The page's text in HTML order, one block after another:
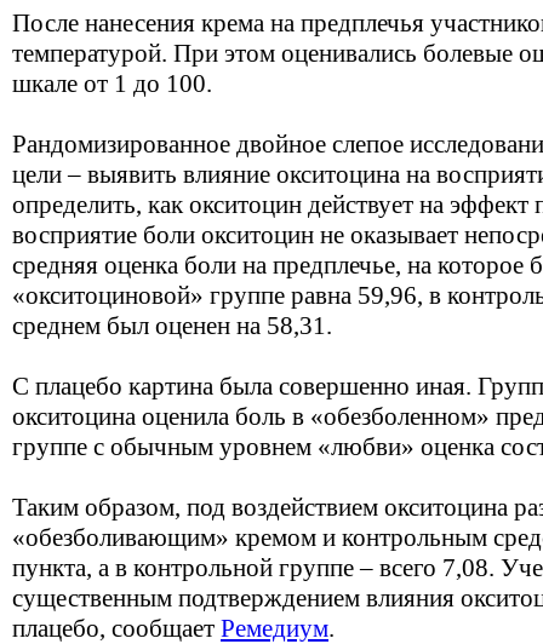
После нанесения крема на предплечья
температурой. При этом оценивались болевые
шкале от 1 до 100.
Рандомизированное двойное слепое
цели – выявить влияние окситоцина на
определить, как окситоцин действует на
восприятие боли окситоцин не оказывает
средняя оценка боли на предплечье, на
«окситоциновой» группе равна 59,96, в
среднем был оценен на 58,31.
С плацебо картина была совершенно иная.
окситоцина оценила боль в «обезболенном»
группе с обычным уровнем «любви» оценка
Таким образом, под воздействием окситоцина
«обезболивающим» кремом и контрольным
пункта, а в контрольной группе – всего 7,08.
существенным подтверждением влияния
плацебо, сообщает Ремедиум.